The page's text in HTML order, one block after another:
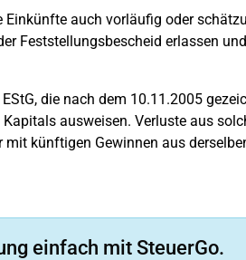
auch vorläufig oder
Feststellungsbescheid erlassen
die nach dem 10.11.2005
ausweisen. Verluste aus
künftigen Gewinnen aus
einfach mit SteuerGo.